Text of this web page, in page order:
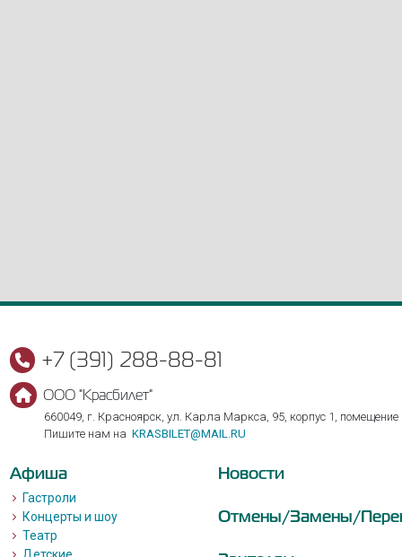
+7 (391) 288-88-81
ООО "Красбилет"
660049, г. Красноярск, ул. Карла Маркса, 95, корпус 1, помещение
Пишите нам на KRASBILET@MAIL.RU
Афиша
Гастроли
Концерты и шоу
Театр
Детские
Новости
Отмены/Замены/